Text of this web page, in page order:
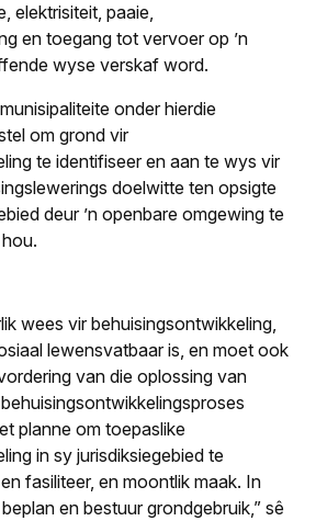
elektrisiteit, paaie,
en toegang tot vervoer op ’n
wyse verskaf word.
onder hierdie
om grond vir
te identifiseer en aan te wys vir
doelwitte ten opsigte
deur ’n openbare omgewing te
wees vir behuisingsontwikkeling,
lewensvatbaar is, en moet ook
van die oplossing van
planne om toepaslike
in sy jurisdiksiegebied te
fasiliteer, en moontlik maak. In
en bestuur grondgebruik,” sê